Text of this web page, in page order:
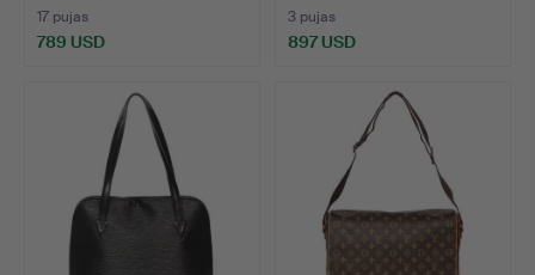
17 pujas
789 USD
3 pujas
897 USD